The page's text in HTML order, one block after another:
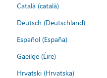
Català (català)
Deutsch (Deutschland)
Español (España)
Gaeilge (Éire)
Hrvatski (Hrvatska)